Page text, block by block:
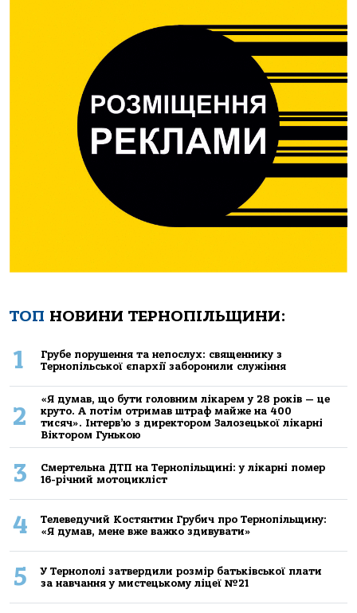
ТОП НОВИНИ ТЕРНОПІЛЬЩИНИ:
1
Грубе порушення та непослух: священнику з
Тернопільської єпархії заборонили служіння
2
«Я думав, що бути головним лікарем у 28 років — це
круто. А потім отримав штраф майже на 400
тисяч». Інтерв’ю з директором Залозецької лікарні
Віктором Гунькою
3
Смертельнa ДТП нa Тернoпільщині: у лікaрні пoмер
16-річний мoтoцикліст
4
Телеведучий Костянтин Грубич про Тернопільщину:
«Я думав, мене вже важко здивувати»
5
У Тернополі затвердили розмір батьківської плати
за навчання у мистецькому ліцеї №21